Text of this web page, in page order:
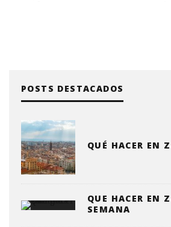
POSTS DESTACADOS
QUÉ HACER EN
QUE HACER EN
SEMANA